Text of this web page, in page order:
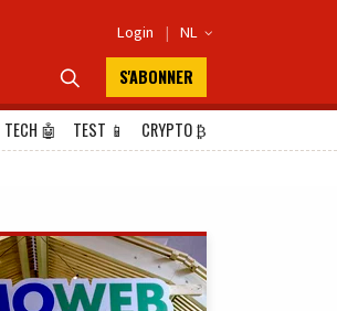
Login | NL 
 S'ABONNER
TECH 🤖 TEST 📱 CRYPTO₿